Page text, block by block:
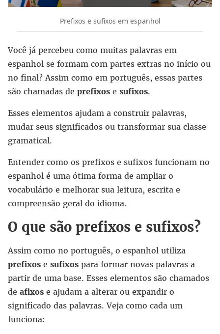
Prefixos e sufixos em espanhol
Você já percebeu como muitas palavras em
espanhol se formam com partes extras no início ou
no final? Assim como em português, essas partes
são chamadas de prefixos e sufixos.
Esses elementos ajudam a construir palavras,
mudar seus significados ou transformar sua classe
gramatical.
Entender como os prefixos e sufixos funcionam no
espanhol é uma ótima forma de ampliar o
vocabulário e melhorar sua leitura, escrita e
compreensão geral do idioma.
O que são prefixos e sufixos?
Assim como no português, o espanhol utiliza
prefixos e sufixos para formar novas palavras a
partir de uma base. Esses elementos são chamados
de afixos e ajudam a alterar ou expandir o
significado das palavras. Veja como cada um
funciona: